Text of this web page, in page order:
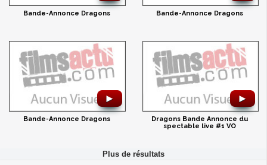
Bande-Annonce Dragons Bande-Annonce Dragons
►
Bande-Annonce Dragons
►
Dragons Bande Annonce du
spectable live #1 VO